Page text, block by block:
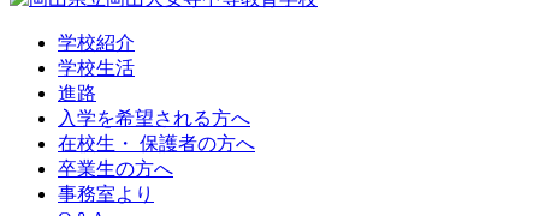
学校紹介
学校生活
進路
入学を希望される方へ
在校生・ 保護者の方へ
卒業生の方へ
事務室より